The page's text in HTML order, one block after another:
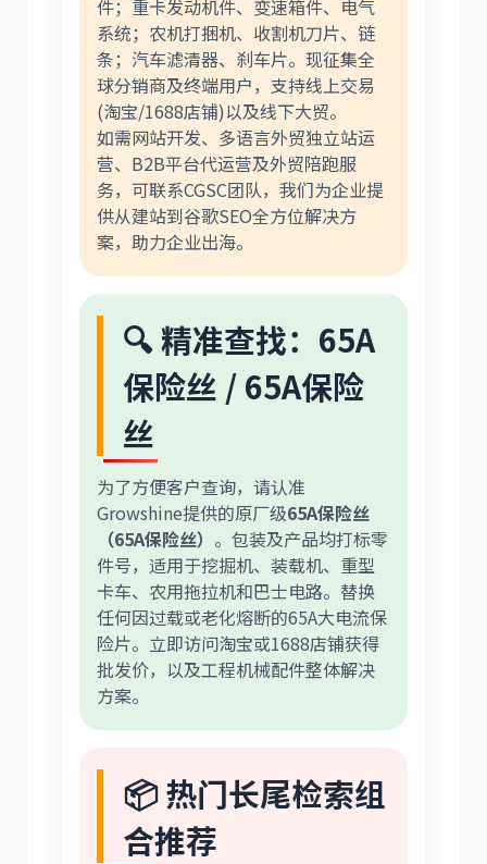
件；重卡发动机件、变速箱件、电气
系统；农机打捆机、收割机刀片、链
条；汽车滤清器、刹车片。现征集全
球分销商及终端用户，支持线上交易
(淘宝/1688店铺)以及线下大贸。
如需网站开发、多语言外贸独立站运
营、B2B平台代运营及外贸陪跑服
务，可联系CGSC团队，我们为企业提
供从建站到谷歌SEO全方位解决方
案，助力企业出海。
🔍 精准查找：65A
保险丝 / 65A保险
丝
为了方便客户查询，请认准
Growshine提供的原厂级65A保险丝
（65A保险丝） 。包装及产品均打标零
件号，适用于挖掘机、装载机、重型
卡车、农用拖拉机和巴士电路。替换
任何因过载或老化熔断的65A大电流保
险片。立即访问淘宝或1688店铺获得
批发价，以及工程机械配件整体解决
方案。
📦 热门长尾检索组
合推荐